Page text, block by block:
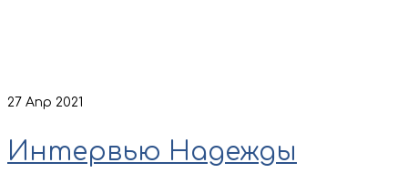
27 Апр 2021
Интервью Надежды